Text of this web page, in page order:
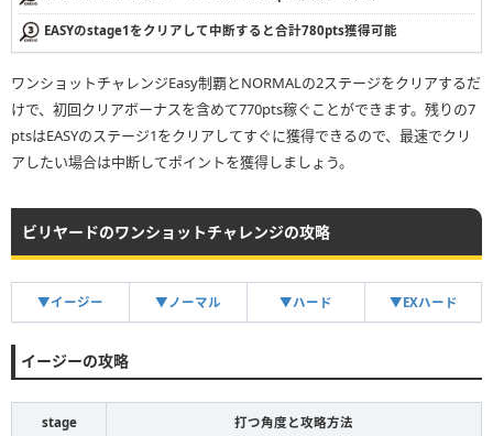
EASYのstage1をクリアして中断すると合計780pts獲得可能
ワンショットチャレンジEasy制覇とNORMALの2ステージをクリアするだ
けで、初回クリアボーナスを含めて770pts稼ぐことができます。残りの7
ptsはEASYのステージ1をクリアしてすぐに獲得できるので、最速でクリ
アしたい場合は中断してポイントを獲得しましょう。
ビリヤードのワンショットチャレンジの攻略
▼イージー ▼ノーマル ▼ハード ▼EXハード
イージーの攻略
stage 打つ角度と攻略方法